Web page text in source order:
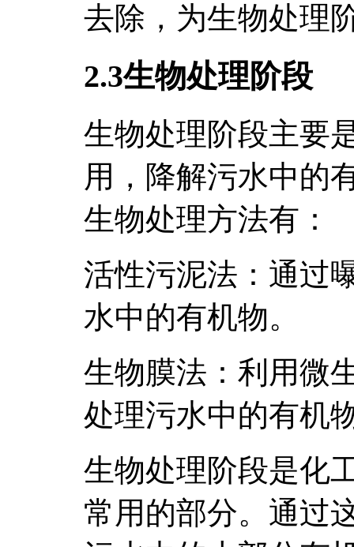
去除，为生物处理
2.3生物处理阶段
生物处理阶段主要
用，降解污水中的
生物处理方法有：
活性污泥法：通过
水中的有机物。
生物膜法：利用微
处理污水中的有机
生物处理阶段是化
常用的部分。通过